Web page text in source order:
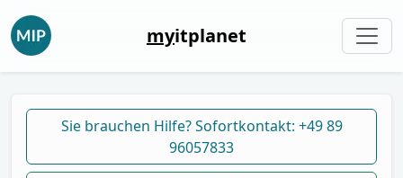
myitplanet
Sie brauchen Hilfe? Sofortkontakt: +49 89
96057833